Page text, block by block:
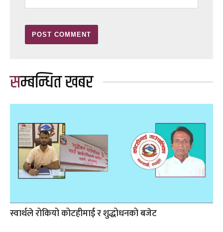
सम्बन्धित खबर
स्वार्थले रोकियो कोटहीमाई र शुद्धोधनको बजेट